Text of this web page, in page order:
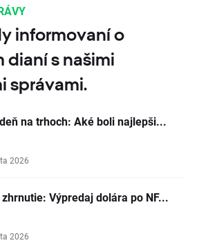
informovaní o
dianí s našimi
správami.
na trhoch: Aké boli najlepši...
2026
zhrnutie: Výpredaj dolára po NF...
2026